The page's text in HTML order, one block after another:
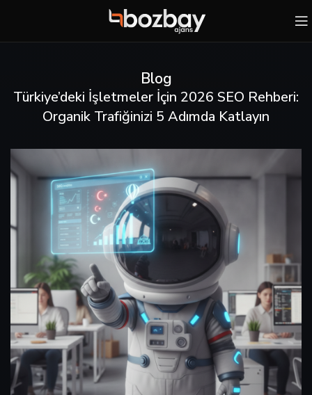
Blog
Türkiye’deki İşletmeler İçin 2026 SEO Rehberi:
Organik Trafiğinizi 5 Adımda Katlayın